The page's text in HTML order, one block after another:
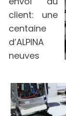
client: une
centaine
d’ALPINA
neuves